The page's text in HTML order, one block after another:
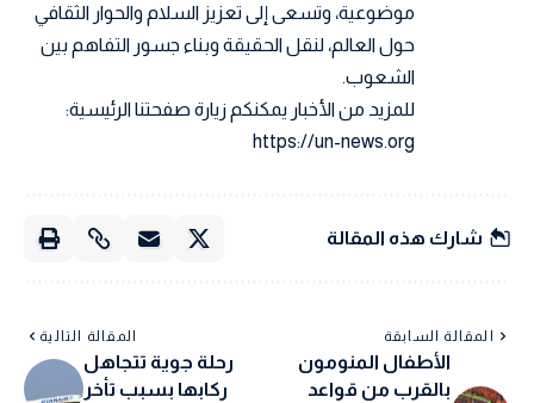
موضوعية، وتسعى إلى تعزيز السلام والحوار الثقافي
حول العالم، لنقل الحقيقة وبناء جسور التفاهم بين
الشعوب.
للمزيد من الأخبار يمكنكم زيارة صفحتنا الرئيسية:
https://un-news.org
شارك هذه المقالة
المقالة السابقة
الأطفال المنومون
بالقرب من قواعد
المقالة التالية
رحلة جوية تتجاهل
ركابها بسبب تأخر